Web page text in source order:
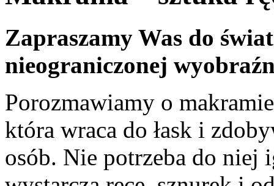
Zapraszamy Was do
nieograniczonej
Porozmawiamy o
która wraca do łask i
osób. Nie potrzeba do niej